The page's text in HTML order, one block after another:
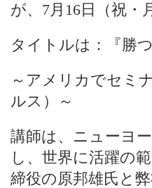
が、7月16日（祝
タイトルは：『勝
～アメリカでセミ
ルス）～
講師は、ニューヨ
し、世界に活躍の
締役の原邦雄氏と